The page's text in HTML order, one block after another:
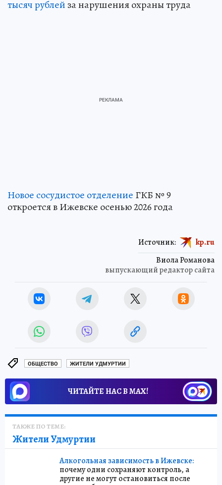
тысяч рублей за нарушения охраны труда
Новое сосудистое отделение ГКБ № 9
откроется в Ижевске осенью 2026 года
Виола Романова
выпускающий редактор сайта
Источник: kp.ru
ОБЩЕСТВО ЖИТЕЛИ УДМУРТИИ
ЧИТАЙТЕ НАС В МАХ!
ТАКЖЕ ПО ТЕМЕ:
Жители Удмуртии
Алкогольная зависимость в Ижевске:
почему одни сохраняют контроль, а
другие не могут остановиться после